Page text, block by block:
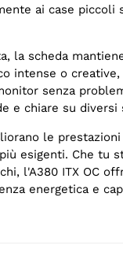
ai case piccoli
la scheda
intense o creative,
senza
e chiare su diversi
le prestazioni
esigenti. Che tu
l'A380 ITX OC
energetica e